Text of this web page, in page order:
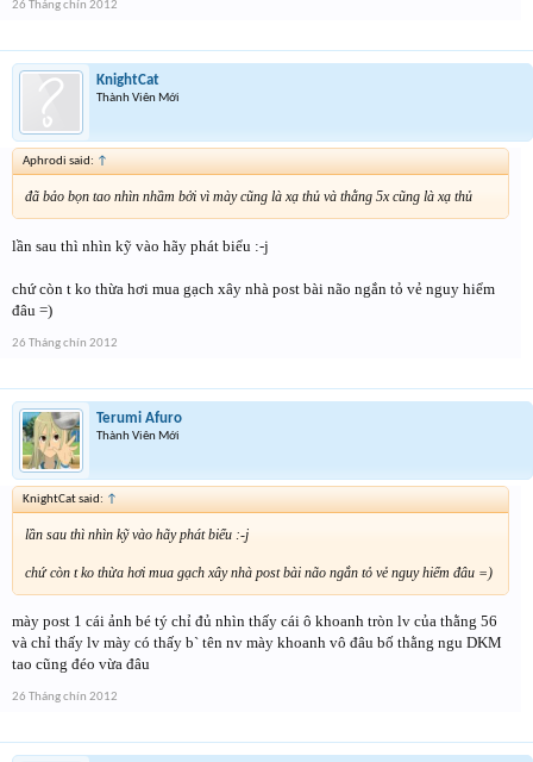
26 Tháng chín 2012
KnightCat
Thành Viên Mới
Aphrodi said: ↑
đã bảo bọn tao nhìn nhầm bởi vì mày cũng là xạ thủ và thằng 5x cũng là xạ thủ
lần sau thì nhìn kỹ vào hãy phát biểu :-j
chứ còn t ko thừa hơi mua gạch xây nhà post bài não ngắn tỏ vẻ nguy hiểm
đâu =)
26 Tháng chín 2012
Terumi Afuro
Thành Viên Mới
KnightCat said: ↑
lần sau thì nhìn kỹ vào hãy phát biểu :-j
chứ còn t ko thừa hơi mua gạch xây nhà post bài não ngắn tỏ vẻ nguy hiểm đâu =)
mày post 1 cái ảnh bé tý chỉ đủ nhìn thấy cái ô khoanh tròn lv của thằng 56
và chỉ thấy lv mày có thấy b` tên nv mày khoanh vô đâu bố thằng ngu DKM
tao cũng đéo vừa đâu
26 Tháng chín 2012